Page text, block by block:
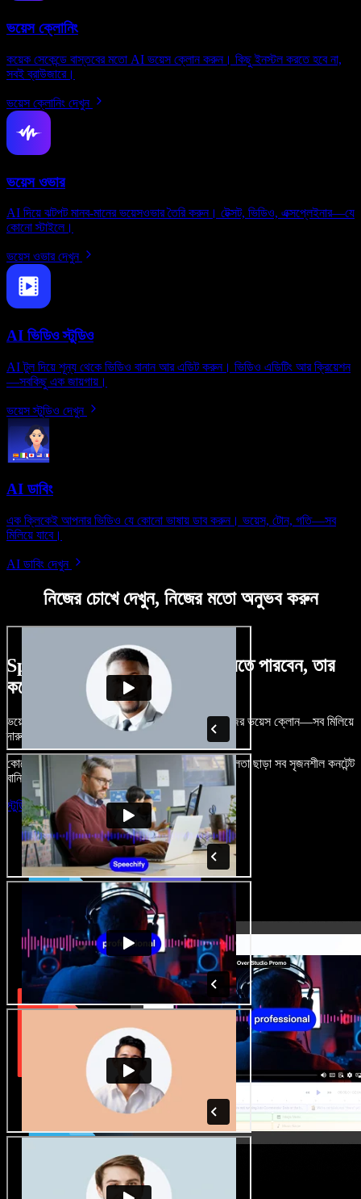
ভয়েস ক্লোনিং
কয়েক সেকেন্ডে বাস্তবের মতো AI ভয়েস ক্লোন করুন। কিছু ইনস্টল করতে হবে না,
সবই ব্রাউজারে।
ভয়েস ক্লোনিং দেখুন
ভয়েস ওভার
AI দিয়ে ঝটপট মানব-মানের ভয়েসওভার তৈরি করুন। টেক্সট, ভিডিও, এক্সপ্লেইনার—যে
কোনো স্টাইলে।
ভয়েস ওভার দেখুন
AI ভিডিও স্টুডিও
AI টুল দিয়ে শূন্য থেকে ভিডিও বানান আর এডিট করুন। ভিডিও এডিটিং আর ক্রিয়েশন
—সবকিছু এক জায়গায়।
ভয়েস স্টুডিও দেখুন
AI ডাবিং
এক ক্লিকেই আপনার ভিডিও যে কোনো ভাষায় ডাব করুন। ভয়েস, টোন, গতি—সব
মিলিয়ে যাবে।
AI ডাবিং দেখুন
নিজের চোখে দেখুন, নিজের মতো অনুভব করুন
Speechify Studio দিয়ে কী কী করতে পারবেন, তার
কয়েকটা উদাহরণ দেখুন
ভয়েসওভার, রয়্যালটি-ফ্রি ছবি, অডিও, ভিডিও যোগ, নিজের ভয়েস ক্লোন—সব মিলিয়ে
দারুণ মনে রাখার মতো অডিও-ভিডিও প্রজেক্ট বানান।
কোনো শেখার ঝামেলা নেই, শুধু ব্রাউজারে খুলুন—আর দুর্বলতা ছাড়া সব সৃজনশীল কনটেন্ট
বানিয়ে ফেলুন।
স্টুডিও চালু করুন